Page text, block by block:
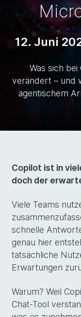
12. Juni
Was sich
verändert – und
agentischem
Copilot ist in
doch der
Viele Teams
schnelle
genau hier
tatsächliche
Erwartungen
Warum? Weil
Chat-Tool